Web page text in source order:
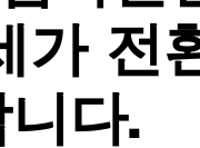
가 전
다.